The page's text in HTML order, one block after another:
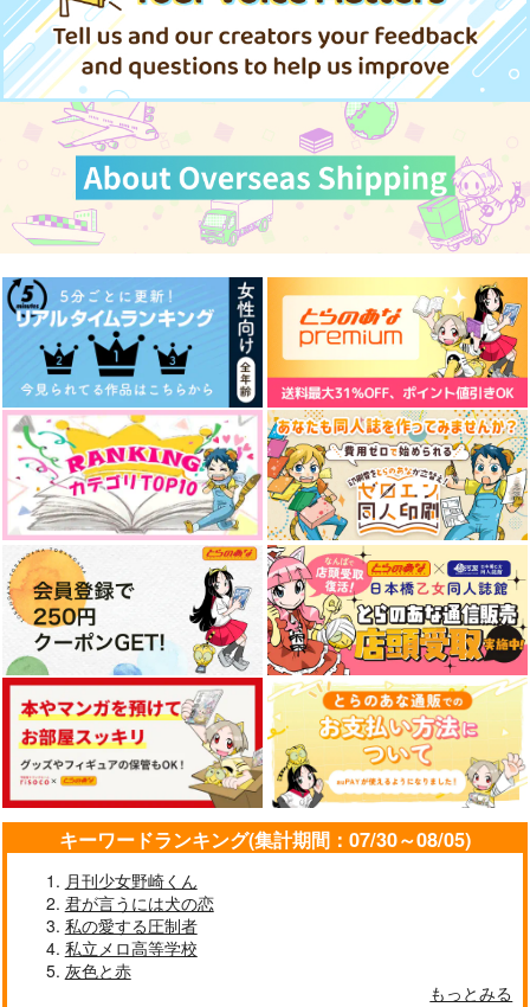
キーワードランキング(集計期間：07/30～08/05)
月刊少女野崎くん
君が言うには犬の恋
私の愛する圧制者
私立メロ高等学校
灰色と赤
もっとみる